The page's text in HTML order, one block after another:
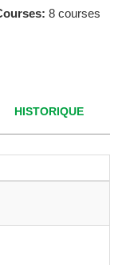
8 courses
HISTORIQUE